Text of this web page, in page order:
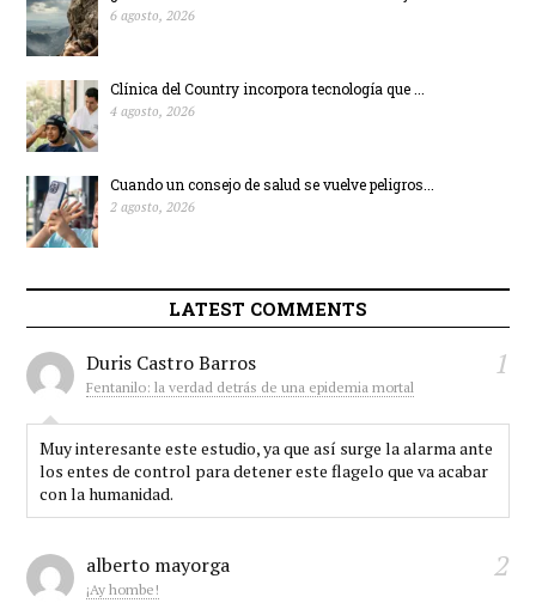
6 agosto, 2026
Clínica del Country incorpora tecnología que ...
4 agosto, 2026
Cuando un consejo de salud se vuelve peligros...
2 agosto, 2026
LATEST COMMENTS
Duris Castro Barros 1
Fentanilo: la verdad detrás de una epidemia mortal
Muy interesante este estudio, ya que así surge la alarma ante
los entes de control para detener este flagelo que va acabar
con la humanidad.
alberto mayorga 2
¡Ay hombe!